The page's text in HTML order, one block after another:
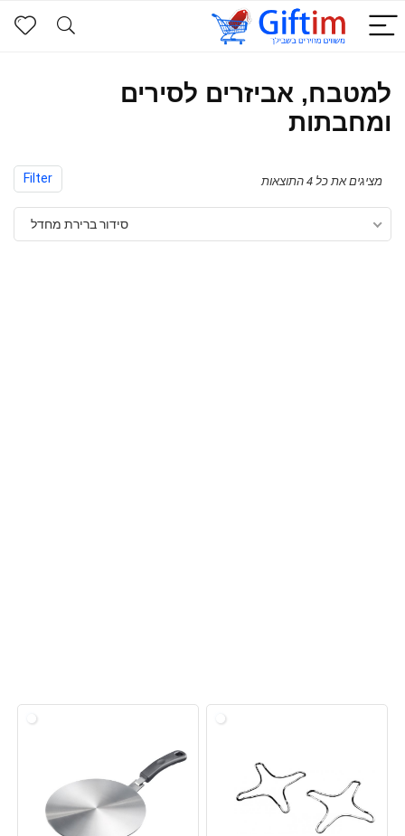
למטבח, אביזרים לסירים
ומחבתות
Filter מציגים את כל ⁦4⁩ התוצאות
סידור ברירת מחדל